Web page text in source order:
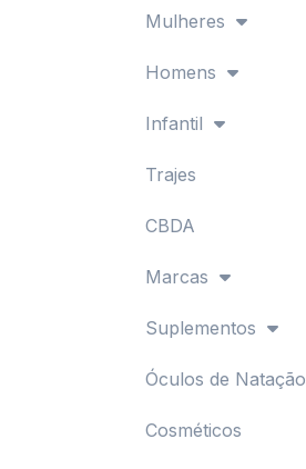
Mulheres
Homens
Infantil
Trajes
CBDA
Marcas
Suplementos
Óculos de Natação
Cosméticos